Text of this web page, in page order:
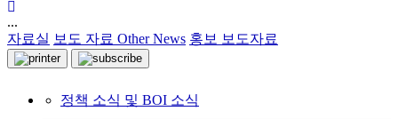
...
자료실 보도 자료 Other News 홍보 보도자료
정책 소식 및 BOI 소식